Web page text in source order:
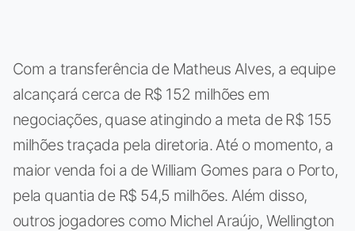
Com a transferência de Matheus Alves, a equipe
alcançará cerca de R$ 152 milhões em
negociações, quase atingindo a meta de R$ 155
milhões traçada pela diretoria. Até o momento, a
maior venda foi a de William Gomes para o Porto,
pela quantia de R$ 54,5 milhões. Além disso,
outros jogadores como Michel Araújo, Wellington